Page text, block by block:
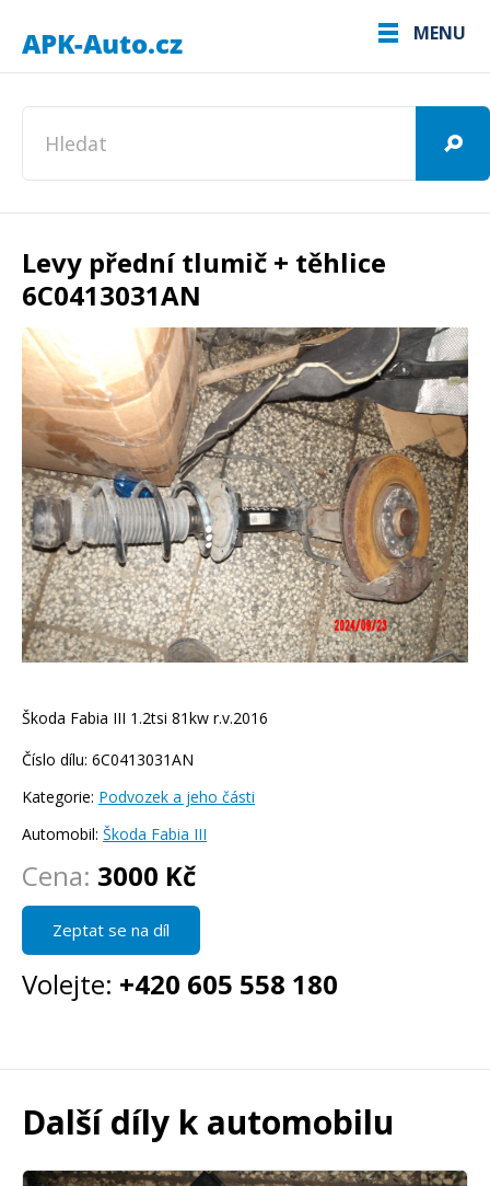
MENU
Levy přední tlumič + těhlice
6C0413031AN
Škoda Fabia III 1.2tsi 81kw r.v.2016
Číslo dílu: 6C0413031AN
Kategorie: Podvozek a jeho části
Automobil: Škoda Fabia III
Cena: 3000 Kč
Zeptat se na díl
Volejte: +420 605 558 180
Další díly k automobilu